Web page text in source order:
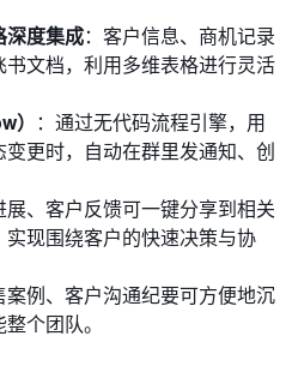
深度集成：客户信息、商机记录
文档，利用多维表格进行灵活
） ：通过无代码流程引擎，用
更时，自动在群里发通知、创
展、客户反馈可一键分享到相关
现围绕客户的快速决策与协
案例、客户沟通纪要可方便地沉
个团队。